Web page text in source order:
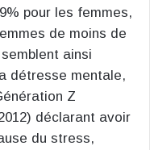
pour les femmes,
de moins de
ainsi
détresse mentale,
Z
déclarant avoir
du stress,